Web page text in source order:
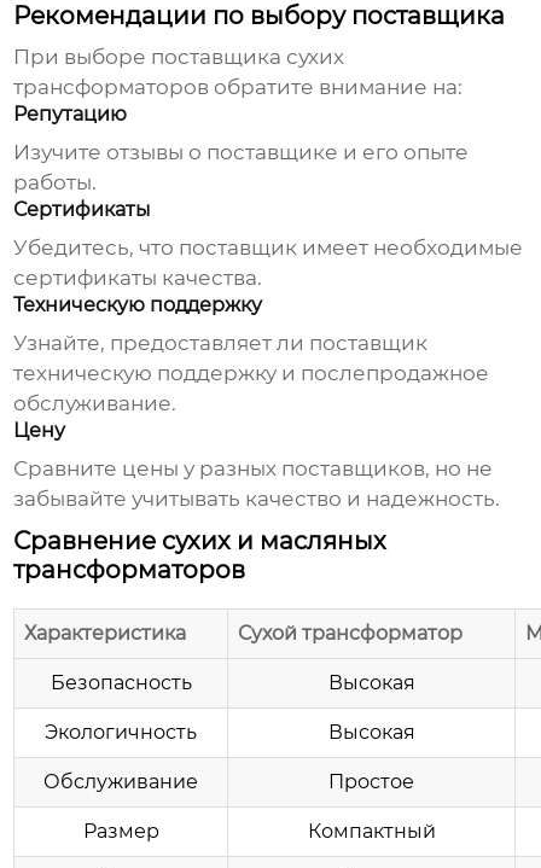
Рекомендации по выбору поставщика
При выборе поставщика сухих
трансформаторов обратите внимание на:
Репутацию
Изучите отзывы о поставщике и его опыте
работы.
Сертификаты
Убедитесь, что поставщик имеет необходимые
сертификаты качества.
Техническую поддержку
Узнайте, предоставляет ли поставщик
техническую поддержку и послепродажное
обслуживание.
Цену
Сравните цены у разных поставщиков, но не
забывайте учитывать качество и надежность.
Сравнение сухих и масляных
трансформаторов
Характеристика Сухой трансформатор
Безопасность Высокая
Экологичность Высокая
Обслуживание Простое
Размер Компактный